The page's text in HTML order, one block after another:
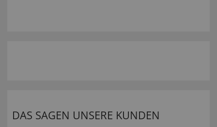
DAS SAGEN UNSERE KUNDEN